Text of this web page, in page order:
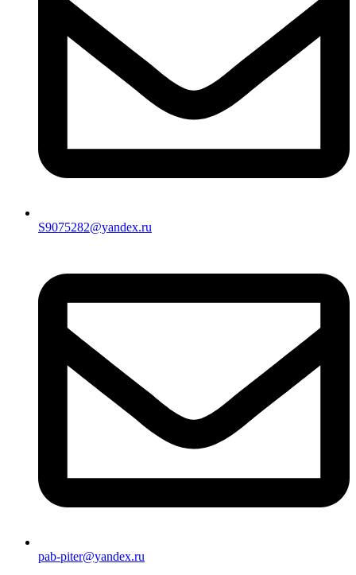
S9075282@yandex.ru
pab-piter@yandex.ru